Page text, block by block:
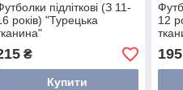
підліткові (З 11-
років) "Турецька
₴
Купити
12
195